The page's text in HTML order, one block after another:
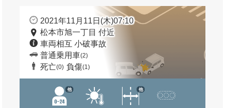
2021年11月11日(木)07:10
松本市旭一丁目 付近
車両相互 小破事故
普通乗用車(2)
死亡(0) 負傷(1)
他 他